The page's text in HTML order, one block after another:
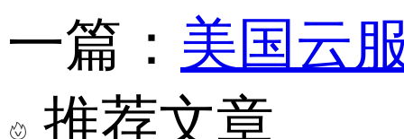
一篇： 美国云
推荐文章